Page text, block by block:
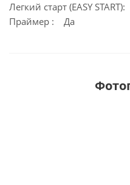
Легкий старт (EASY
Праймер : Да